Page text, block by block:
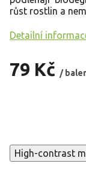
79 Kč /
růst rostlin a
Detailní
High-contrast